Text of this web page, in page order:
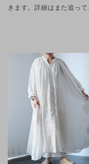
きます。詳細はまた追っ